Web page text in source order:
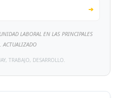
➔
LABORAL EN LAS PRINCIPALES
ACTUALIZADO
TRABAJO, DESARROLLO.